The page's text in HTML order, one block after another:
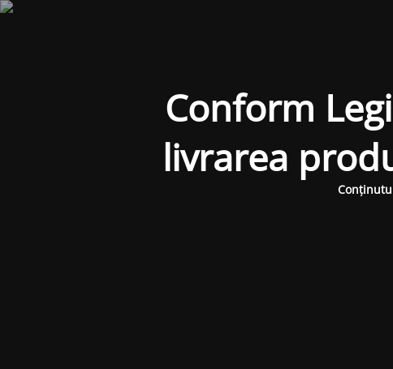
Conform
livrarea